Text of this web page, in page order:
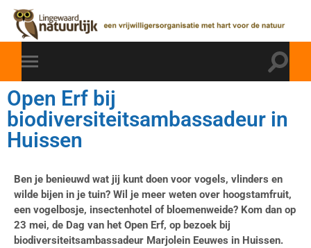
Open Erf bij
biodiversiteitsambassadeur in
Huissen
Ben je benieuwd wat jij kunt doen voor vogels, vlinders en
wilde bijen in je tuin? Wil je meer weten over hoogstamfruit,
een vogelbosje, insectenhotel of bloemenweide? Kom dan op
23 mei, de Dag van het Open Erf, op bezoek bij
biodiversiteitsambassadeur Marjolein Eeuwes in Huissen.